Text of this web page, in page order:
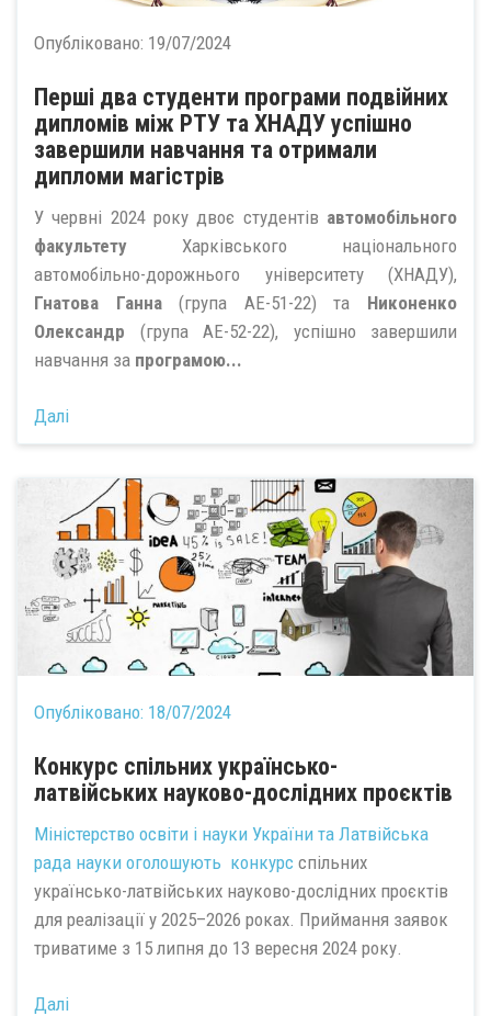
Опубліковано: 19/07/2024
Перші два студенти програми подвійних
дипломів між РТУ та ХНАДУ успішно
завершили навчання та отримали
дипломи магістрів
У червні 2024 року двоє студентів автомобільного
факультету Харківського національного
автомобільно-дорожнього університету (ХНАДУ),
Гнатова Ганна(група АЕ-51-22) та Никоненко
Олександр (група АЕ-52-22), успішно завершили
навчання за програмою...
Далі
Опубліковано: 18/07/2024
Конкурс спільних українсько-
латвійських науково-дослідних проєктів
Міністерство освіти і науки України та Латвійська
рада науки оголошують конкурс спільних
українсько-латвійських науково-дослідних проєктів
для реалізації у 2025–2026 роках. Приймання заявок
триватиме з 15 липня до 13 вересня 2024 року.
Далі